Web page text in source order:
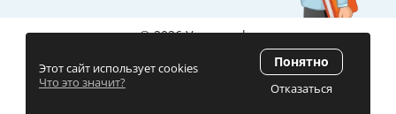
© 2026 Училкин.by
Рейтинг 5.0
(120 отзывов)
ZmitroC.by™
Этот сайт использует cookies
Что это значит?
Понятно
Отказаться